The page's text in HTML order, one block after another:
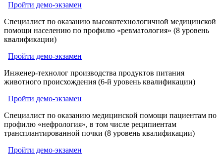
Пройти демо-экзамен
Специалист по оказанию высокотехнологичной медицинской
помощи населению по профилю «ревматология» (8 уровень
квалификации)
Пройти демо-экзамен
Инженер-технолог производства продуктов питания
животного происхождения (6-й уровень квалификации)
Пройти демо-экзамен
Специалист по оказанию медицинской помощи пациентам по
профилю «нефрология», в том числе реципиентам
трансплантированной почки (8 уровень квалификации)
Пройти демо-экзамен